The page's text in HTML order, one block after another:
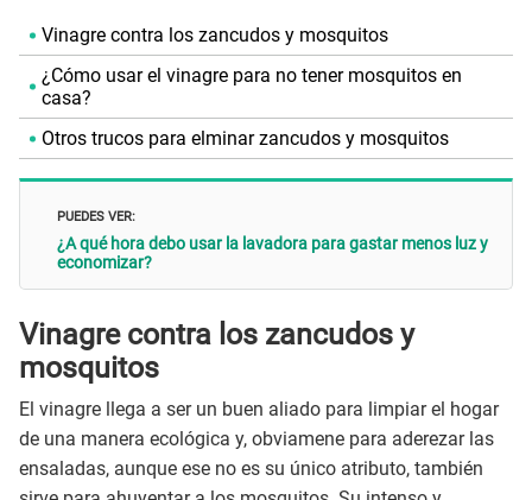
Vinagre contra los zancudos y mosquitos
¿Cómo usar el vinagre para no tener mosquitos en
casa?
Otros trucos para elminar zancudos y mosquitos
PUEDES VER:
¿A qué hora debo usar la lavadora para gastar menos luz y
economizar?
Vinagre contra los zancudos y
mosquitos
El vinagre llega a ser un buen aliado para limpiar el hogar
de una manera ecológica y, obviamene para aderezar las
ensaladas, aunque ese no es su único atributo, también